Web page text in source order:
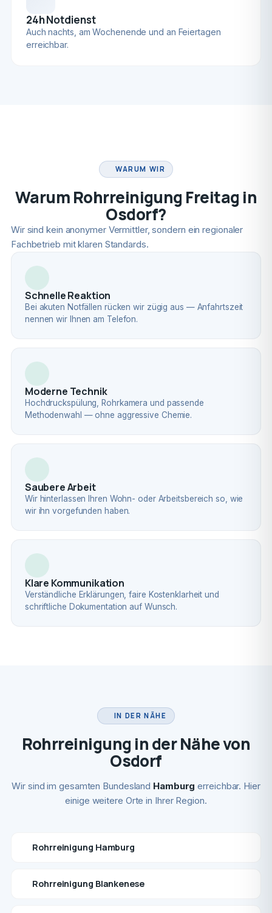
24h Notdienst
Auch nachts, am Wochenende und an Feiertagen
erreichbar.
WARUM WIR
Warum Rohrreinigung Freitag in
Osdorf?
Wir sind kein anonymer Vermittler, sondern ein regionaler
Fachbetrieb mit klaren Standards.
Schnelle Reaktion
Bei akuten Notfällen rücken wir zügig aus — Anfahrtszeit
nennen wir Ihnen am Telefon.
Moderne Technik
Hochdruckspülung, Rohrkamera und passende
Methodenwahl — ohne aggressive Chemie.
Saubere Arbeit
Wir hinterlassen Ihren Wohn- oder Arbeitsbereich so, wie
wir ihn vorgefunden haben.
Klare Kommunikation
Verständliche Erklärungen, faire Kostenklarheit und
schriftliche Dokumentation auf Wunsch.
IN DER NÄHE
Rohrreinigung in der Nähe von
Osdorf
Wir sind im gesamten Bundesland Hamburg erreichbar. Hier
einige weitere Orte in Ihrer Region.
Rohrreinigung Hamburg
Rohrreinigung Blankenese